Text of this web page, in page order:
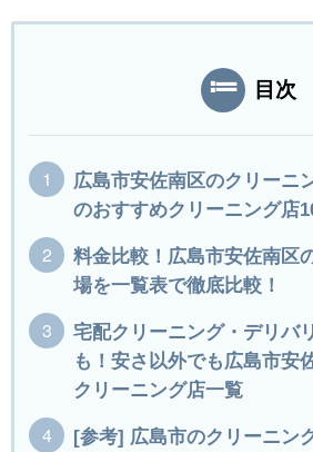
目次
広島市安佐南区のクリーニ
のおすすめクリーニング店
料金比較！広島市安佐南区
場を一覧表で徹底比較！
宅配クリーニング・デリバ
も！安さ以外でも広島市安
クリーニング店一覧
[参考] 広島市のクリーニン